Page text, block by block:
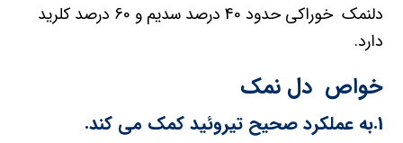
دلنمک خوراکی حدود 40 درصد سدیم و 60 درصد کلرید
دارد.
خواص دل نمک
1.به عملکرد صحیح تیروئید کمک می کند.